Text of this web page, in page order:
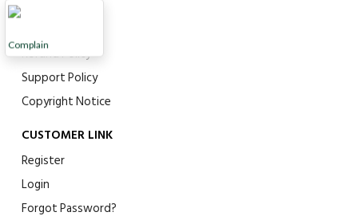
Refund Policy
Support Policy
Copyright Notice
CUSTOMER LINK
Register
Login
Forgot Password?
Complain